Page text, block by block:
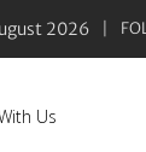
2026
Us